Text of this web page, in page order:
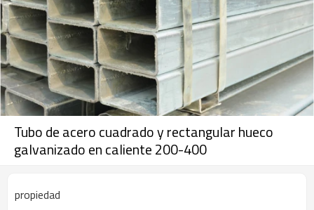
Tubo de acero cuadrado y rectangular hueco
galvanizado en caliente 200-400
propiedad